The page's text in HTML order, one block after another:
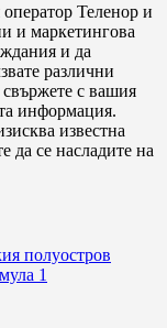
Теленор и
и маркетингова
и да
различни
с вашия
информация.
известна
да се насладите на
полуостров
1